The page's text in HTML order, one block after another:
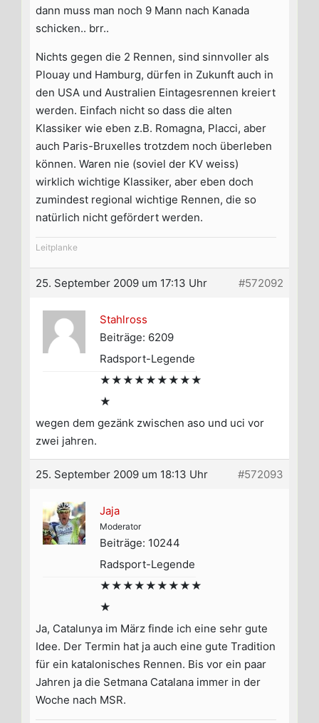
dann muss man noch 9 Mann nach Kanada
schicken.. brr..
Nichts gegen die 2 Rennen, sind sinnvoller als
Plouay und Hamburg, dürfen in Zukunft auch in
den USA und Australien Eintagesrennen kreiert
werden. Einfach nicht so dass die alten
Klassiker wie eben z.B. Romagna, Placci, aber
auch Paris-Bruxelles trotzdem noch überleben
können. Waren nie (soviel der KV weiss)
wirklich wichtige Klassiker, aber eben doch
zumindest regional wichtige Rennen, die so
natürlich nicht gefördert werden.
Leitplanke
25. September 2009 um 17:13 Uhr #572092
Stahlross
Beiträge: 6209
Radsport-Legende
★★★★★★★★★
★
wegen dem gezänk zwischen aso und uci vor
zwei jahren.
25. September 2009 um 18:13 Uhr #572093
Jaja
Moderator
Beiträge: 10244
Radsport-Legende
★★★★★★★★★
★
Ja, Catalunya im März finde ich eine sehr gute
Idee. Der Termin hat ja auch eine gute Tradition
für ein katalonisches Rennen. Bis vor ein paar
Jahren ja die Setmana Catalana immer in der
Woche nach MSR.